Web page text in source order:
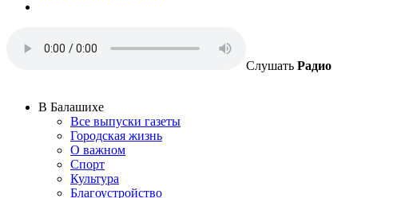
Слушать Радио
В Балашихе
Все выпуски газеты
Городская жизнь
О важном
Спорт
Культура
Благоустройство